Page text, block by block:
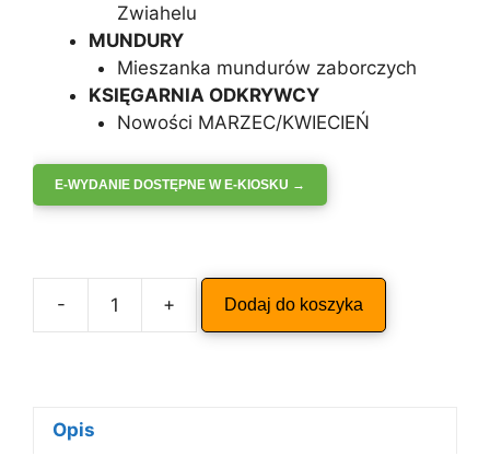
Zwiahelu
MUNDURY
Mieszanka mundurów zaborczych
KSIĘGARNIA ODKRYWCY
Nowości MARZEC/KWIECIEŃ
E-WYDANIE DOSTĘPNE W E-KIOSKU →
-
ilość
ODKRYWCA
+ Dodaj do koszyka
Opis